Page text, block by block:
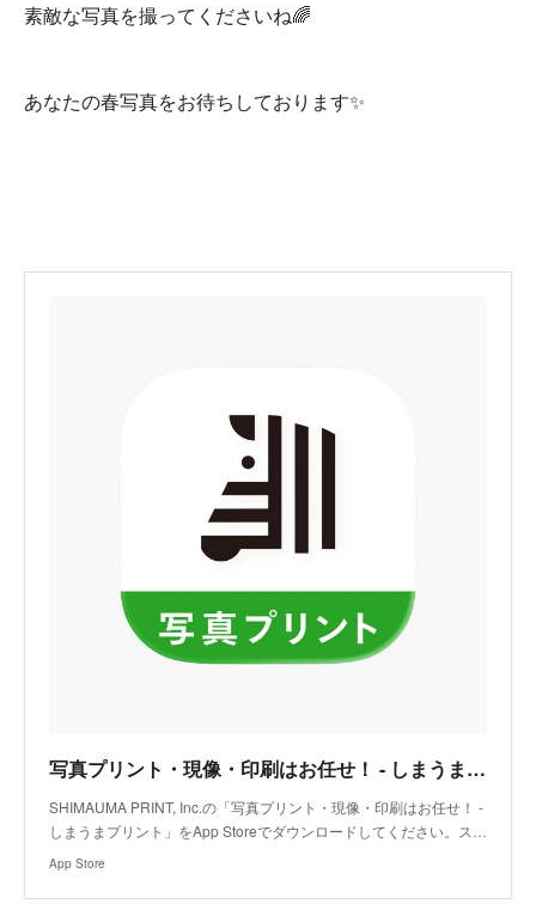
素敵な写真を撮ってくださいね🌈
あなたの春写真をお待ちしております✨
写真プリント・現像・印刷はお任せ！ - しまうまプリントアプリ - App Store
SHIMAUMA PRINT, Inc.の「写真プリント・現像・印刷はお任せ！ -
しまうまプリント」をApp Storeでダウンロードしてください。ス…
App Store